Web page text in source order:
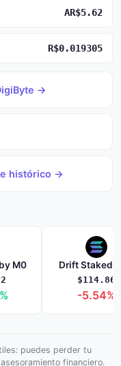
AR$5.62
R$0.019305
→
histórico →
M0 Drift Staked
$114.86
-5.54%
puedes perder tu
financiero.